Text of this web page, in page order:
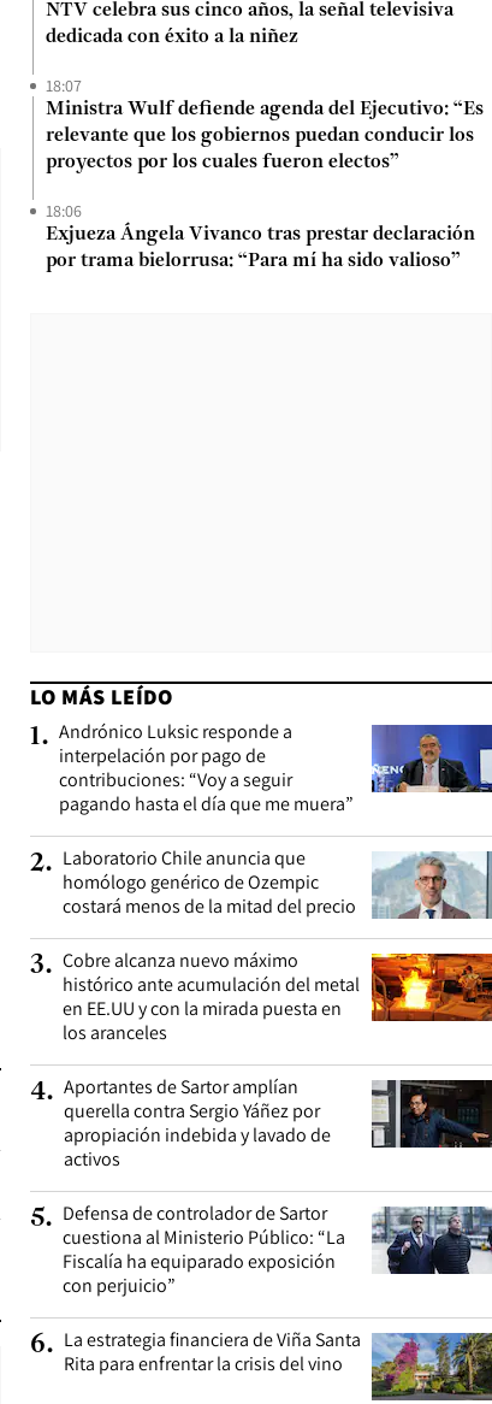
NTV celebra sus cinco años, la señal televisiva
dedicada con éxito a la niñez
18:07
Ministra Wulf defiende agenda del Ejecutivo: “Es
relevante que los gobiernos puedan conducir los
proyectos por los cuales fueron electos”
18:06
Exjueza Ángela Vivanco tras prestar declaración
por trama bielorrusa: “Para mí ha sido valioso”
LO MÁS LEÍDO
1. Andrónico Luksic responde a
interpelación por pago de
contribuciones: “Voy a seguir
pagando hasta el día que me muera”
2. Laboratorio Chile anuncia que
homólogo genérico de Ozempic
costará menos de la mitad del precio
3. Cobre alcanza nuevo máximo
histórico ante acumulación del metal
en EE.UU y con la mirada puesta en
los aranceles
4. Aportantes de Sartor amplían
querella contra Sergio Yáñez por
apropiación indebida y lavado de
activos
5. Defensa de controlador de Sartor
cuestiona al Ministerio Público: “La
Fiscalía ha equiparado exposición
con perjuicio”
6. La estrategia financiera de Viña Santa
Rita para enfrentar la crisis del vino